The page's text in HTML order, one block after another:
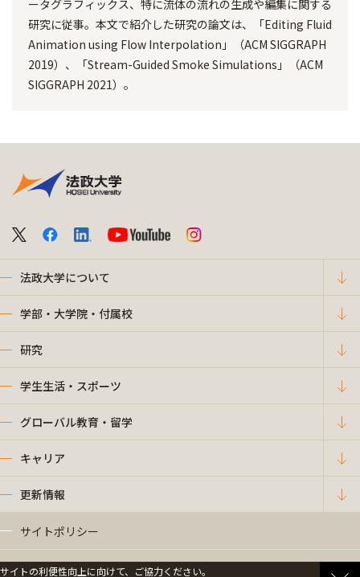
ータグラフィックス、特に流体の流れの生成や編集に関する
研究に従事。本文で紹介した研究の論文は、「Editing Fluid
Animation using Flow Interpolation」（ACM SIGGRAPH
2019）、「Stream-Guided Smoke Simulations」（ACM
SIGGRAPH 2021）。
法政大学について
学部・大学院・付属校
研究
学生生活・スポーツ
グローバル教育・留学
キャリア
更新情報
サイトポリシー
プライバシーポリシー
サイトの利便性向上に向けて、ご協力ください。